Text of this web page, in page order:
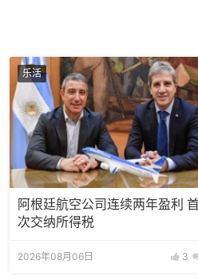
乐活
阿根廷航空公司连续两年盈利
次交纳所得税
2026年08月06日 3